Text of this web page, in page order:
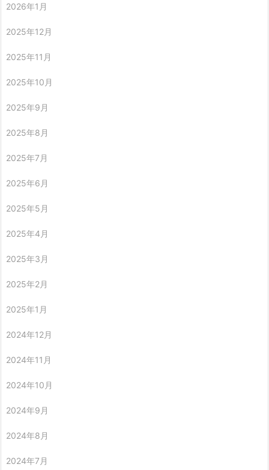
2026年1月
2025年12月
2025年11月
2025年10月
2025年9月
2025年8月
2025年7月
2025年6月
2025年5月
2025年4月
2025年3月
2025年2月
2025年1月
2024年12月
2024年11月
2024年10月
2024年9月
2024年8月
2024年7月